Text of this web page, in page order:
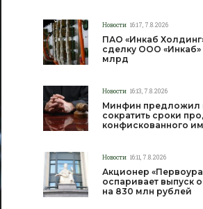
Новости 16:17, 7.8.2026
ПАО «Инкаб
сделку ООО «Инкаб»
млрд
Новости 16:13, 7.8.2026
Минфин предложил
сократить сроки
конфискованного
Новости 16:11, 7.8.2026
Акционер
оспаривает выпуск
на 830 млн рублей